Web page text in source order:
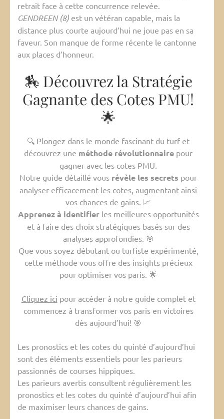
retrait face à cette concurrence relevée.
GENDREEN (8) est un vétéran capable, mais la
distance plus courte aujourd’hui ne joue pas en sa
faveur. Son manque de forme récente le cantonne
aux places d’honneur.
🏇 Découvrez la Stratégie
Gagnante des Cotes PMU!
🌟
🔍 Plongez dans le monde fascinant du turf et
découvrez une méthode révolutionnaire pour
gagner avec les cotes PMU.
Notre guide détaillé vous révèle les secrets pour
analyser efficacement les cotes, augmentant ainsi
vos chances de gains. 📈
Apprenez à identifierles meilleures opportunités
et à faire des choix stratégiques basés sur des
analyses approfondies. 🎯
Que vous soyez débutant ou turfiste expérimenté,
cette méthode vous offre des insights précieux
pour optimiser vos paris. 🌟
Cliquez ici pour accéder à notre guide complet et
commencez à transformer vos paris en victoires
dès aujourd’hui! 🎯
Les pronostics et les cotes du quinté d’aujourd’hui
sont des éléments essentiels pour les parieurs
passionnés de courses hippiques.
Les parieurs avertis consultent régulièrement les
pronostics et les cotes du quinté d’aujourd’hui afin
de maximiser leurs chances de gains.